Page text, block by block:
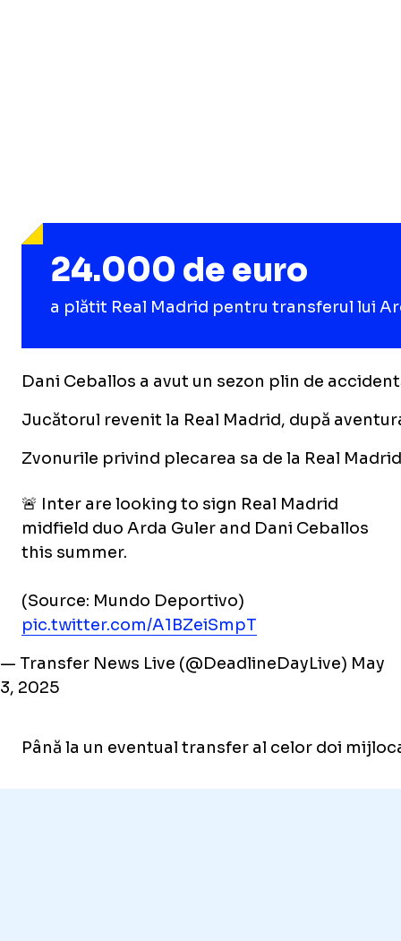
24.000 de euro
a plătit Real Madrid pentru transferul lui
Dani Ceballos a avut un sezon plin de
Jucătorul revenit la Real Madrid, după
Zvonurile privind plecarea sa de la Real
🚨 Inter are looking to sign Real Madrid
midfield duo Arda Guler and Dani Ceballos
this summer.
(Source: Mundo Deportivo)
pic.twitter.com/A1BZeiSmpT
— Transfer News Live (@DeadlineDayLive) May
3, 2025
Până la un eventual transfer al celor doi